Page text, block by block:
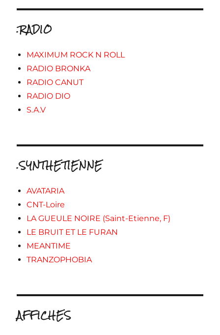
.RADIO
MAXIMUM ROCK N ROLL
RADIO BRONKA
RADIO CANUT
RADIO DIO
S.A.V
.SYNTHETIENNE
AVATARIA
CNT-Loire
LA GUEULE NOIRE (Saint-Etienne, F)
LE BRUIT ET LE FURAN
MEANTIME
TRANZOPHOBIA
AFFICHES